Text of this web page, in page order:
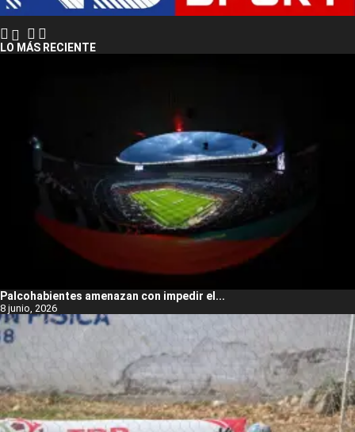
LO MÁS RECIENTE
Palcohabientes amenazan con impedir el...
8 junio, 2026